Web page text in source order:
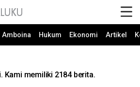
Amboina Hukum Ekonomi Artikel
Kami memiliki 2184 berita.